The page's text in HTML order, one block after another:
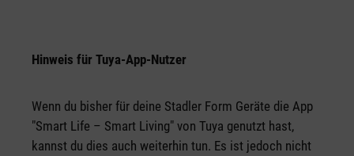
Hinweis für Tuya-App-Nutzer
Wenn du bisher für deine Stadler Form Geräte die App
"Smart Life – Smart Living" von Tuya genutzt hast,
kannst du dies auch weiterhin tun. Es ist jedoch nicht